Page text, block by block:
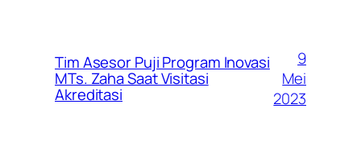
Tim Asesor Puji Program Inovasi
MTs. Zaha Saat Visitasi
Akreditasi
9
Mei
2023